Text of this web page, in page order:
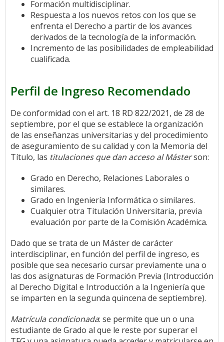
Formación multidisciplinar.
Respuesta a los nuevos retos con los que se
enfrenta el Derecho a partir de los avances
derivados de la tecnología de la información.
Incremento de las posibilidades de empleabilidad
cualificada.
Perfil de Ingreso Recomendado
De conformidad con el art. 18 RD 822/2021, de 28 de
septiembre, por el que se establece la organización
de las enseñanzas universitarias y del procedimiento
de aseguramiento de su calidad y con la Memoria del
Título, las titulaciones que dan acceso al Másterson:
Grado en Derecho, Relaciones Laborales o
similares.
Grado en Ingeniería Informática o similares.
Cualquier otra Titulación Universitaria, previa
evaluación por parte de la Comisión Académica.
Dado que se trata de un Máster de carácter
interdisciplinar, en función del perfil de ingreso, es
posible que sea necesario cursar previamente una o
las dos asignaturas de Formación Previa (Introducción
al Derecho Digital e Introducción a la Ingeniería que
se imparten en la segunda quincena de septiembre).
Matrícula condicionada: se permite que un o una
estudiante de Grado al que le reste por superar el